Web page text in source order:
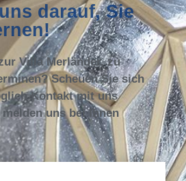
darauf, Sie
Villa Merländer, zu
Scheuen Sie sich
Kontakt mit uns
uns bei Ihnen